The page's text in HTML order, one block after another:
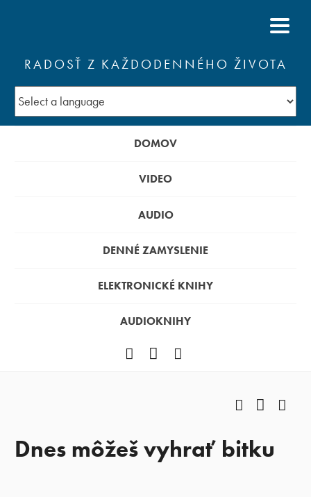
RADOSŤ Z KAŽDODENNÉHO ŽIVOTA
DOMOV
VIDEO
AUDIO
DENNÉ ZAMYSLENIE
ELEKTRONICKÉ KNIHY
AUDIOKNIHY
Facebook
YouTube
Facebook
Dnes môžeš vyhrať bitku